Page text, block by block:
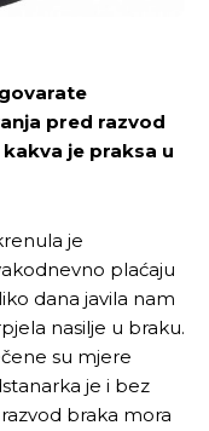
pred razvod
je praksa u
je
plaćaju
dana javila nam
nasilje u braku.
su mjere
je i bez
braka mora